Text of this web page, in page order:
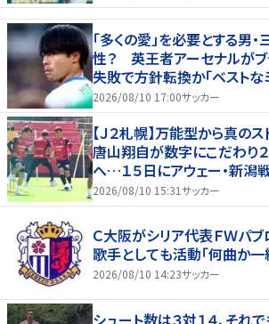
「多くの愛」を必要とする男
性？ 英王者アーセナルが
失敗で方針転換か「ベストな
ど優れている」
2026/08/10 17:00サッカー
【Ｊ２札幌】万能型から真の
唐山翔自が数字にこだわり
へ…１５日にアウェー・新潟
2026/08/10 15:31サッカー
Ｃ大阪がシリア代表ＦＷパ
歌手としても活動「何曲か一
2026/08/10 14:23サッカー
シュート数は３対１４、それ